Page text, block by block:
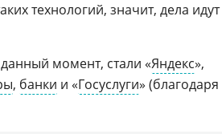
технологий, значит, дела идут
момент, стали «Яндекс»,
, банки и «Госуслуги» (благодаря